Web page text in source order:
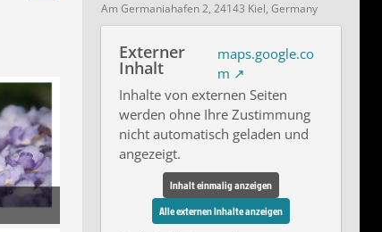
Am Germaniahafen 2, 24143 Kiel, Germany
Externer
Inhalt
maps.google.co
m
Inhalte von externen Seiten
werden ohne Ihre Zustimmung
nicht automatisch geladen und
angezeigt.
Inhalt einmalig anzeigen
Alle externen Inhalte anzeigen